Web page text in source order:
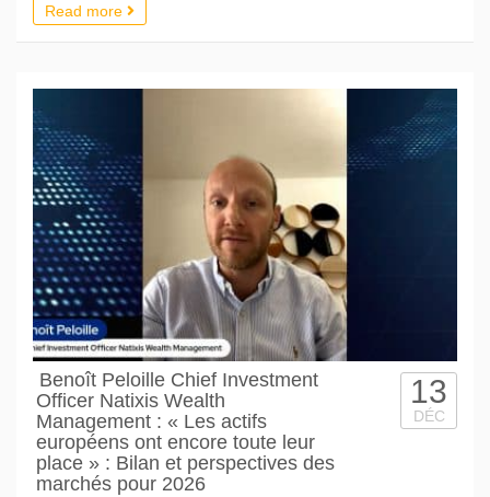
Read more
Benoît Peloille Chief Investment
Officer Natixis Wealth
Management : « Les actifs
européens ont encore toute leur
place » : Bilan et perspectives des
marchés pour 2026
13
DÉC